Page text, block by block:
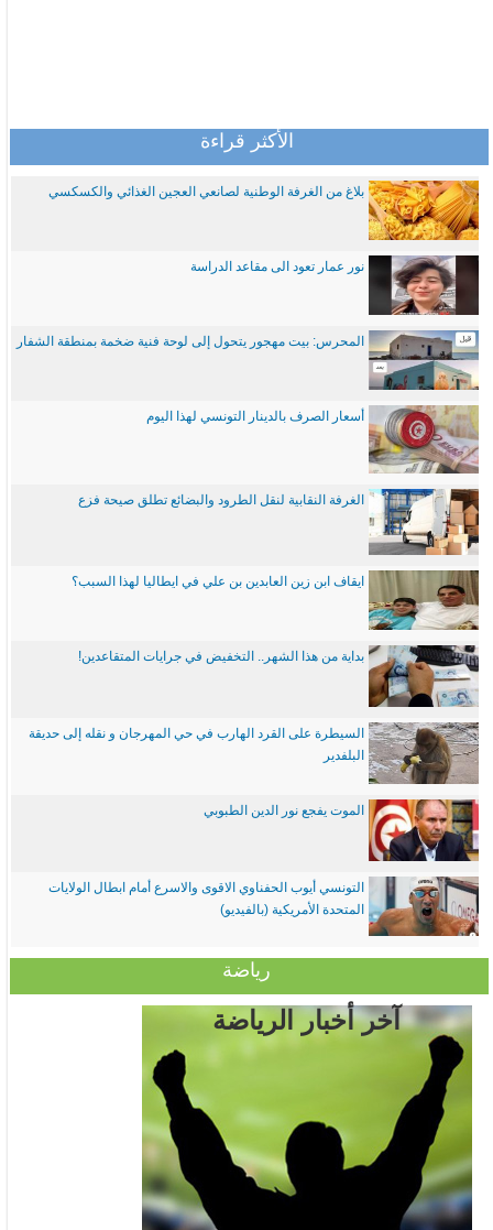
الأكثر قراءة
بلاغ من الغرفة الوطنية لصانعي العجين الغذائي والكسكسي
نور عمار تعود الى مقاعد الدراسة
المحرس: بيت مهجور يتحول إلى لوحة فنية ضخمة بمنطقة الشفار
أسعار الصرف بالدينار التونسي لهذا اليوم
الغرفة النقابية لنقل الطرود والبضائع تطلق صيحة فزع
ايقاف ابن زين العابدين بن علي في ايطاليا لهذا السبب؟
بداية من هذا الشهر.. التخفيض في جرايات المتقاعدين!
السيطرة على القرد الهارب في حي المهرجان و نقله إلى حديقة
البلفدير
الموت يفجع نور الدين الطبوبي
التونسي أيوب الحفناوي الاقوى والاسرع أمام ابطال الولايات
المتحدة الأمريكية (بالفيديو)
رياضة
آخر أخبار الرياضة